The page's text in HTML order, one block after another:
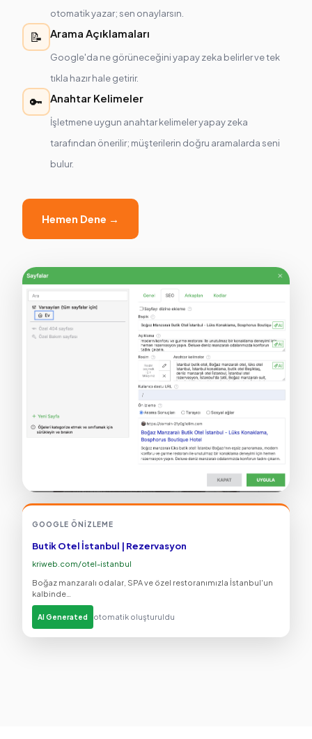
otomatik yazar; sen onaylarsın.
📝 Arama Açıklamaları
Google'da ne görüneceğini yapay zeka belirler ve tek
tıkla hazır hale getirir.
🔑 Anahtar Kelimeler
İşletmene uygun anahtar kelimeler yapay zeka
tarafından önerilir; müşterilerin doğru aramalarda seni
bulur.
Hemen Dene →
GOOGLE ÖNIZLEME
Butik Otel İstanbul | Rezervasyon
kriweb.com/otel-istanbul
Boğaz manzaralı odalar, SPA ve özel restoranımızla İstanbul'un
kalbinde…
AI Generated otomatik oluşturuldu